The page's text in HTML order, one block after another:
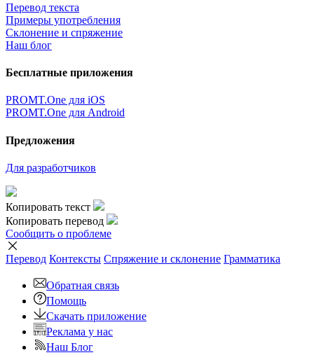
Перевод текста
Примеры употребления
Склонение и спряжение
Наш блог
Бесплатные приложения
PROMT.One для iOS
PROMT.One для Android
Предложения
Для разработчиков
Копировать текст
Копировать перевод
Сообщить о проблеме
Перевод Контексты Спряжение и склонение Грамматика
Обратная связь
Помощь
Скачать приложение
Реклама у нас
Наш Блог